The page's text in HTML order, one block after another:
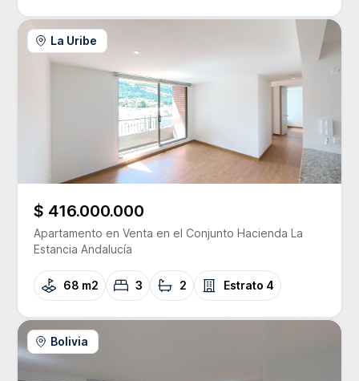
La Uribe
$ 416.000.000
Apartamento en Venta en el Conjunto Hacienda La
Estancia Andalucía
68 m2 3 2 Estrato 4
Bolivia